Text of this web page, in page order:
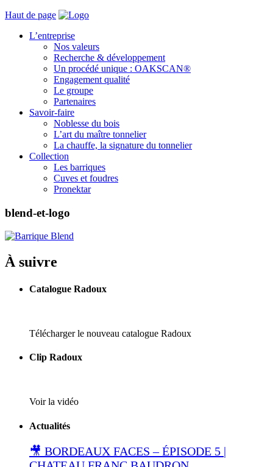
Haut de page
L’entreprise
Nos valeurs
Recherche & développement
Un procédé unique : OAKSCAN®
Engagement qualité
Le groupe
Partenaires
Savoir-faire
Noblesse du bois
L’art du maître tonnelier
La chauffe, la signature du tonnelier
Collection
Les barriques
Cuves et foudres
Pronektar
blend-et-logo
À suivre
Catalogue Radoux
Télécharger le nouveau catalogue Radoux
Clip Radoux
Voir la vidéo
Actualités
🎥 BORDEAUX FACES – ÉPISODE 5 |